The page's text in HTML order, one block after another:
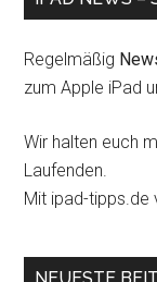
Regelmäßig
zum Apple iPad
Wir halten euch
Laufenden.
Mit ipad-tipps.de